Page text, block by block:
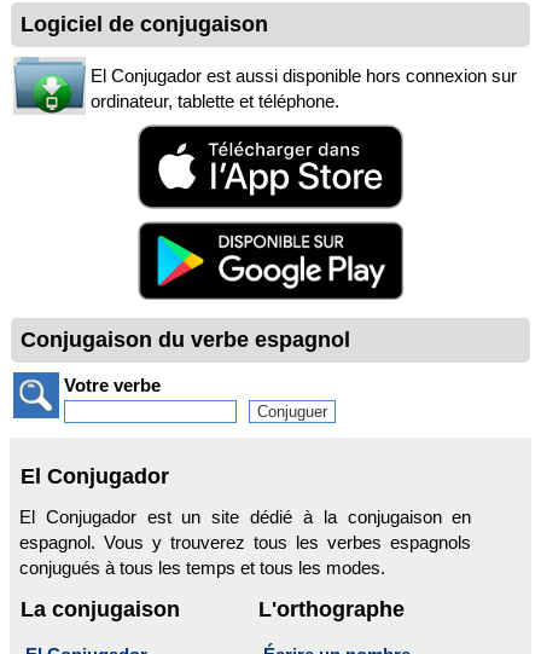
Logiciel de conjugaison
El Conjugador est aussi disponible hors connexion sur
ordinateur, tablette et téléphone.
Conjugaison du verbe espagnol
Votre verbe
El Conjugador
El Conjugador est un site dédié à la conjugaison en
espagnol. Vous y trouverez tous les verbes espagnols
conjugués à tous les temps et tous les modes.
La conjugaison L'orthographe